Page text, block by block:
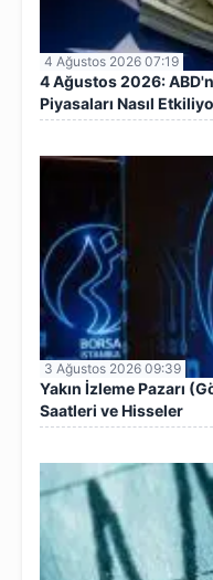
4 Ağustos 2026 07:19
4 Ağustos 2026:
Piyasaları Nasıl
3 Ağustos 2026 09:39
Yakın İzleme Pazarı
Saatleri ve Hisseler